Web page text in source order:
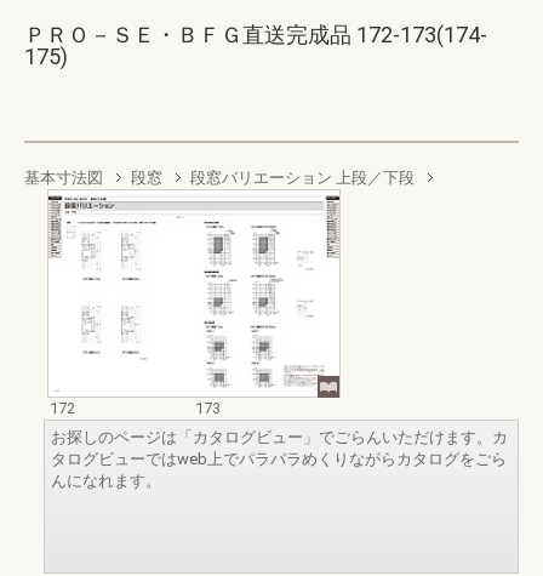
ＰＲＯ－ＳＥ・ＢＦＧ直送完成品 172-173(174-
175)
基本寸法図 段窓 段窓バリエーション 上段／下段
172
173
お探しのページは「カタログビュー」でごらんいただけます。カ
タログビューではweb上でパラパラめくりながらカタログをごら
んになれます。